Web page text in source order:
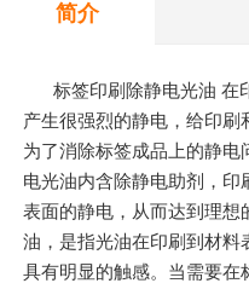
简介
标签印刷除静电光油 在
产生很强烈的静电，给印刷
为了消除标签成品上的静
电光油内含除静电助剂，
表面的静电，从而达到理想
油，是指光油在印刷到材
具有明显的触感。当需要在